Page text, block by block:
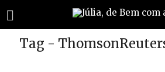
Tag -